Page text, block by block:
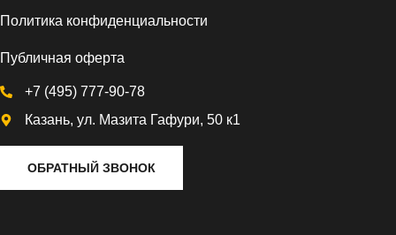
Политика конфиденциальности
Публичная оферта
+7 (495) 777-90-78
Казань, ул. Мазита Гафури, 50 к1
ОБРАТНЫЙ ЗВОНОК